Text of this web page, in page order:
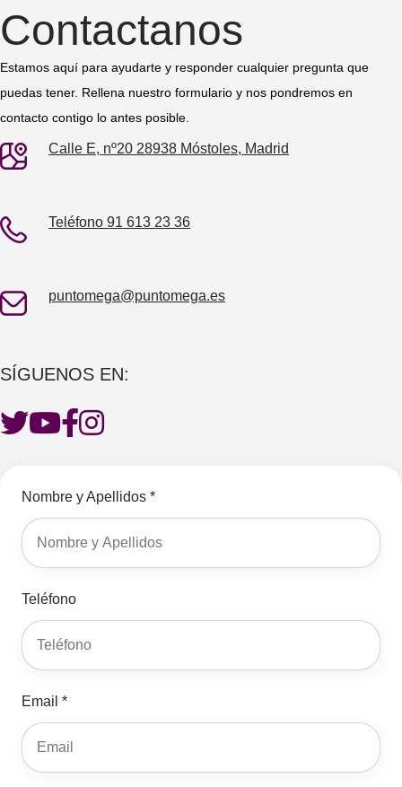
Contactanos
Estamos aquí para ayudarte y responder cualquier pregunta que
puedas tener. Rellena nuestro formulario y nos pondremos en
contacto contigo lo antes posible.
Calle E, nº20 28938 Móstoles, Madrid
Teléfono 91 613 23 36
puntomega@puntomega.es
SÍGUENOS EN:
Nombre y Apellidos *
Teléfono
Email *